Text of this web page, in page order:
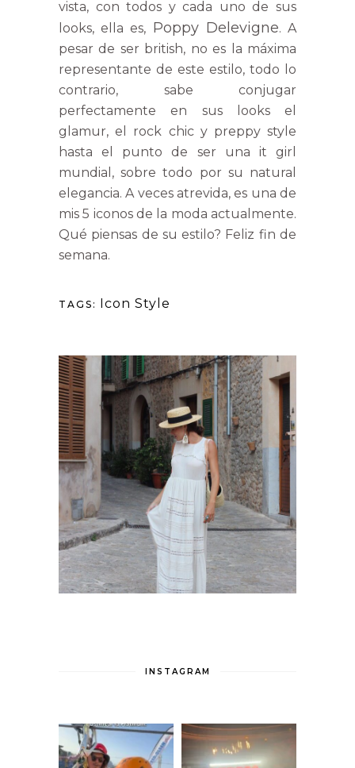
vista, con todos y cada uno de sus
looks, ella es, Poppy Delevigne. A
pesar de ser british, no es la máxima
representante de este estilo, todo lo
contrario, sabe conjugar
perfectamente en sus looks el
glamur, el rock chic y preppy style
hasta el punto de ser una it girl
mundial, sobre todo por su natural
elegancia. A veces atrevida, es una de
mis 5 iconos de la moda actualmente.
Qué piensas de su estilo? Feliz fin de
semana.
TAGS: Icon Style
INSTAGRAM